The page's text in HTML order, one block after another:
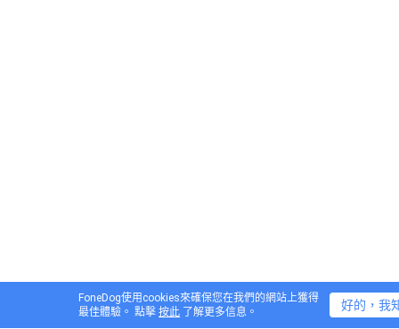
FoneDog使用cookies來確保您在我們的網站上獲得
最佳體驗。 點擊按此 了解更多信息。 好的，我